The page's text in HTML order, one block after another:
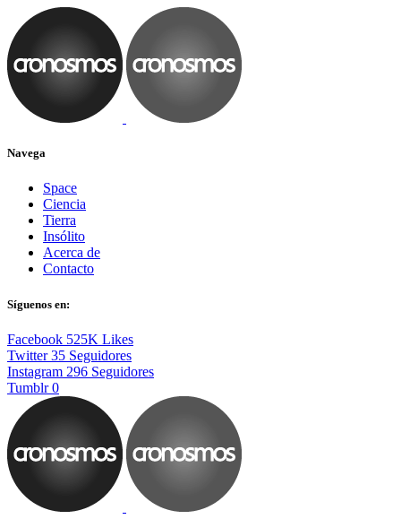
Navega
Space
Ciencia
Tierra
Insólito
Acerca de
Contacto
Síguenos en:
Facebook 525K Likes
Twitter 35 Seguidores
Instagram 296 Seguidores
Tumblr 0